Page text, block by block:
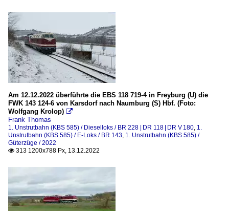
Am 12.12.2022 überführte die EBS 118 719-4 in Freyburg (U) die
FWK 143 124-6 von Karsdorf nach Naumburg (S) Hbf. (Foto:
Wolfgang Krolop) 
Frank Thomas
1. Unstrutbahn (KBS 585) / Dieselloks / BR 228 | DR 118 | DR V 180, 1.
Unstrutbahn (KBS 585) / E-Loks / BR 143, 1. Unstrutbahn (KBS 585) /
Güterzüge / 2022
 313 1200x788 Px, 13.12.2022